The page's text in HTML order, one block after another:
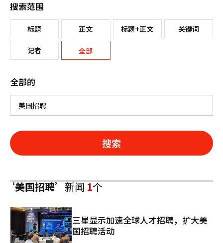
搜索范围
标题 正文 标题+正文 关键词
记者 全部
全部的
搜索
‘美国招聘’新闻1个
三星显示加速全球人才招聘，扩大美
国招聘活动